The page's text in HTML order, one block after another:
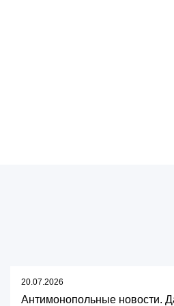
20.07.2026
Антимонопольные новости.